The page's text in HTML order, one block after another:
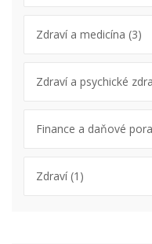
Zdraví a medicína (3)
Zdraví a psychické
Finance a daňové
Zdraví(1)